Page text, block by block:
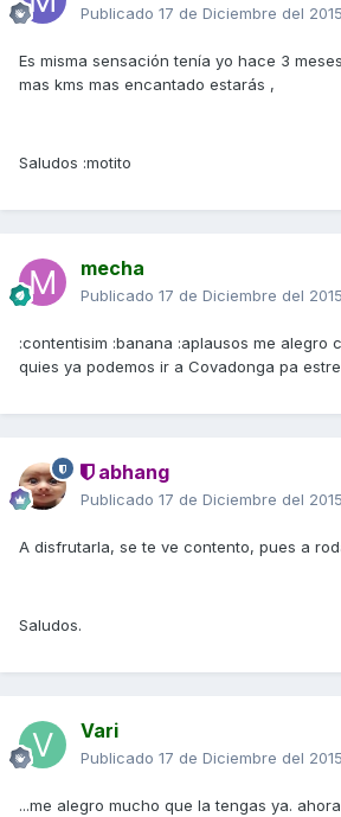
Publicado 17 de Diciembre del 2015
Es misma sensación tenía yo hace 3
mas kms mas encantado estarás ,
Saludos :motito
mecha
Publicado 17 de Diciembre del 2015
:contentisim :banana :aplausos me alegro
quies ya podemos ir a Covadonga pa
abhang
Publicado 17 de Diciembre del 2015
A disfrutarla, se te ve contento, pues a
Saludos.
Vari
Publicado 17 de Diciembre del 2015
...me alegro mucho que la tengas ya.